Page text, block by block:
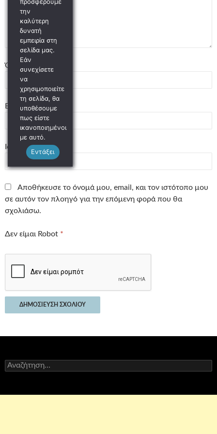
Όνομα
Email*
Ιστότοπος
Αποθήκευσε το όνομά μου, email, και τον ιστότοπο μου
σε αυτόν τον πλοηγό για την επόμενη φορά που θα
σχολιάσω.
Δεν είμαι Robot *
Αναζήτηση
για:
την
καλύτερη
δυνατή
εμπειρία στη
σελίδα μας.
Εάν
συνεχίσετε
να
χρησιμοποιείτε
τη σελίδα, θα
υποθέσουμε
πως είστε
ικανοποιημένοι
με αυτό.
Εντάξει